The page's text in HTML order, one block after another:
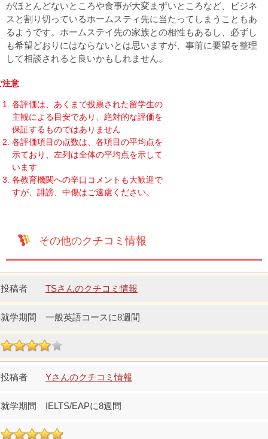
がほとんどないところや食事が大変まずいところなど、ビジネ
スと割り切っているホームスティ先に当たってしまうこともあ
るようです。ホームステイ先の家族との相性もあるし、必ずし
も希望どおりにはならないとは思いますが、事前に要望を整理
して相談されると良いかもしれません。
注意
各評価は、あくまで投票された留学生の
主観による目安であり、絶対的な評価を
保証するものではありません
各評価項目の点数は、各項目の平均点を
示ており、左列は全体の平均点を示して
います
各教育機関への辛口コメントも大歓迎で
すが、誹謗、中傷はご遠慮ください。
その他のクチコミ情報
TSさんのクチコミ情報
一般英語コースに8週間
Yさんのクチコミ情報
IELTS/EAPに8週間